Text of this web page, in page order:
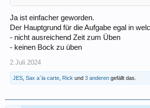
Ja ist einfacher geworden.
Der Hauptgrund für die Aufgabe egal in
- nicht ausreichend Zeit zum Üben
- keinen Bock zu üben
2.Juli.2024
JES Sax a`la carte Rick und 3 anderen gefällt das.